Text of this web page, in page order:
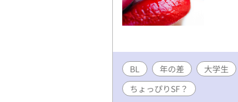
BL 年の差 大学生
ちょっぴりSF？